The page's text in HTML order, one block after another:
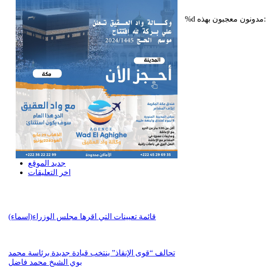
جديد الموقع
اخر التعليقات
قائمة تعيينات التي اقرها مجلس الوزراء(اسماء)
تحالف “قوى الإنقاذ” ينتخب قيادة جديدة برئاسة محمد
بوي الشيخ محمد فاضل
%d مدونون معجبون بهذه: